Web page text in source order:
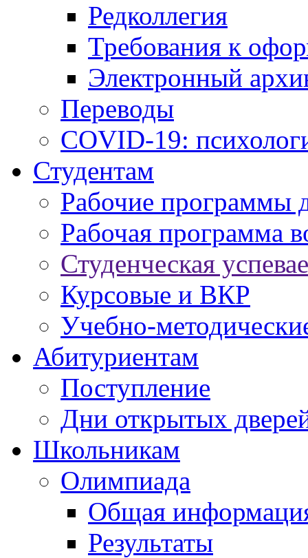
Редколлегия
Требования к
Электронный
Переводы
COVID-19:
Студентам
Рабочие программы
Рабочая программа
Студенческая
Курсовые и ВКР
Учебно-
Абитуриентам
Поступление
Дни открытых
Школьникам
Олимпиада
Общая
Результаты